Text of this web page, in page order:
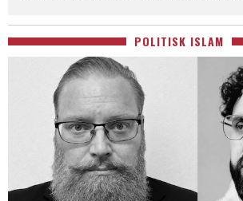
POLITISK ISLAM